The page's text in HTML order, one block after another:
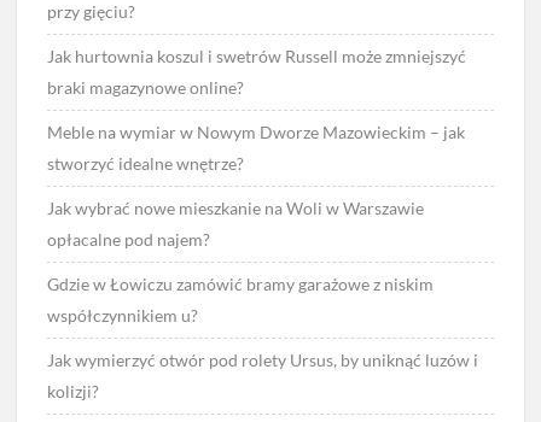
przy gięciu?
Jak hurtownia koszul i swetrów Russell może zmniejszyć
braki magazynowe online?
Meble na wymiar w Nowym Dworze Mazowieckim – jak
stworzyć idealne wnętrze?
Jak wybrać nowe mieszkanie na Woli w Warszawie
opłacalne pod najem?
Gdzie w Łowiczu zamówić bramy garażowe z niskim
współczynnikiem u?
Jak wymierzyć otwór pod rolety Ursus, by uniknąć luzów i
kolizji?